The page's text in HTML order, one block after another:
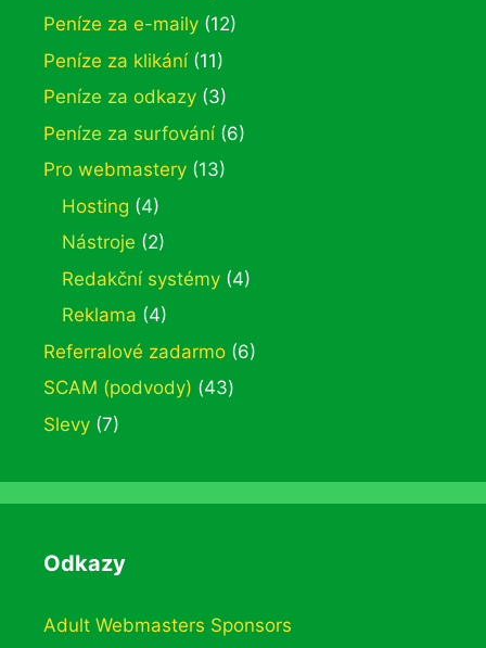
Peníze za e-maily (12)
Peníze za klikání(11)
Peníze za odkazy (3)
Peníze za surfování(6)
Pro webmastery (13)
Hosting (4)
Nástroje (2)
Redakční systémy (4)
Reklama (4)
Referralové zadarmo (6)
SCAM (podvody) (43)
Slevy (7)
Odkazy
Adult Webmasters Sponsors